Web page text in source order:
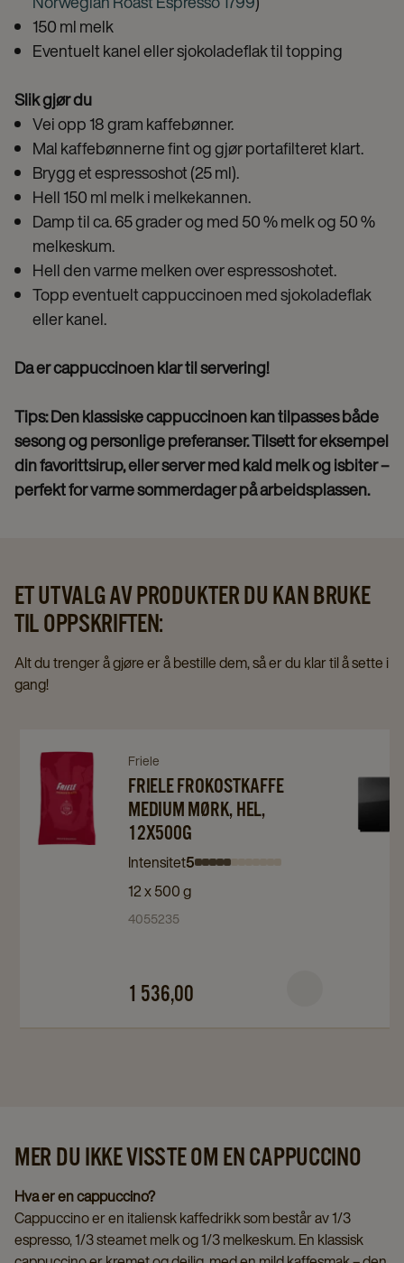
150 ml melk
Eventuelt kanel eller sjokoladeflak til topping
Slik gjør du
Vei opp 18 gram kaffebønner.
Mal kaffebønnerne fint og gjør portafilteret klart.
Brygg et espressoshot (25 ml).
Hell 150 ml melk i melkekannen.
Damp til ca. 65 grader og med 50 % melk og 50 %
melkeskum.
Hell den varme melken over espressoshotet.
Topp eventuelt cappuccinoen med sjokoladeflak
eller kanel.
Da er cappuccinoen klar til servering!
Tips: Den klassiske cappuccinoen kan tilpasses både
sesong og personlige preferanser. Tilsett for eksempel
din favorittsirup, eller server med kald melk og isbiter –
perfekt for varme sommerdager på arbeidsplassen.
ET UTVALG AV PRODUKTER DU KAN BRUKE
TIL OPPSKRIFTEN:
Alt du trenger å gjøre er å bestille dem, så er du klar til å sette i
gang!
Navigate
Friele
Frokostkaffe
Navigate
to
Friele
Frokostkaffe
Medium
Mørk,
page
Friele
FRIELE FROKOSTKAFFE
MEDIUM MØRK, HEL,
12X500G
Intensitet5Intensity
Intensity
Intensity
Intensity
Intensity
Intensity
Intensity
Intensity
Intensity
Intensity
Intensity
Intensity
12 x 500 g
4055235
1 536,00
Franke
A300
MER DU IKKE VISSTE OM EN CAPPUCCINO
Hva er en cappuccino?
Cappuccino er en italiensk kaffedrikk som består av 1/3
espresso, 1/3 steamet melk og 1/3 melkeskum. En klassisk